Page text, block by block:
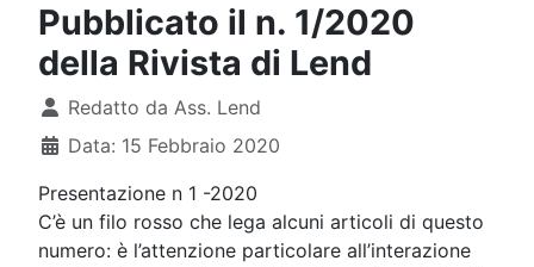
Pubblicato il n. 1/2020
della Rivista di Lend
Dettagli
Redatto da Ass. Lend
Data: 15 Febbraio 2020
Presentazione n 1 -2020
C’è un filo rosso che lega alcuni articoli di questo
numero: è l’attenzione particolare all’interazione